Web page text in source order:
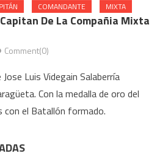
COMANDANTE MIXTA
De La Compañia Mixta
Comment(0)
Luis Videgain Salaberría
Con la medalla de oro del
con el Batallón formado.